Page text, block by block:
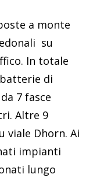
a monte
su
In totale
di
7 fasce
Altre 9
viale Dhorn. Ai
impianti
lungo